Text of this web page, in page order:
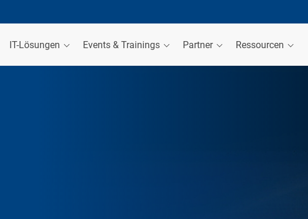
IT-Lösungen Events & Trainings Partner Ressourcen